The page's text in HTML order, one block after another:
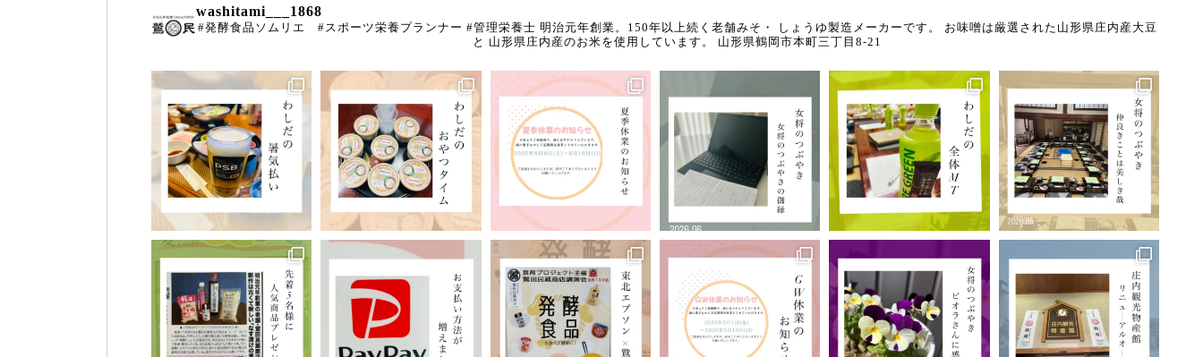
washitami___1868
#発酵食品ソムリエ #スポーツ栄養プランナー #管理栄養士 明治元年創業。150年以上続く老舗みそ・ しょうゆ製造メーカーです。
お味噌は厳選された山形県庄内産大豆
と 山形県庄内産のお米を使用しています。 山形県鶴岡市本町三丁目8-21